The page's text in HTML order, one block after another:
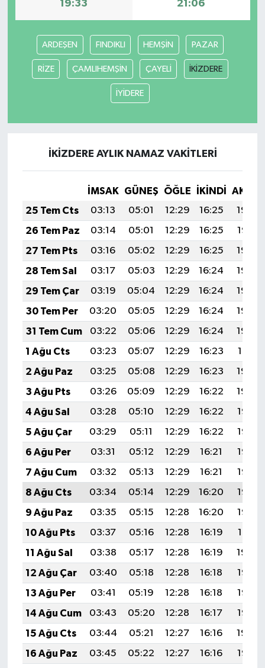
19:33 21:06
ARDEŞEN FINDIKLI HEMŞİN PAZAR
RİZE ÇAMLIHEMŞİN ÇAYELİ İKİZDERE
İYİDERE
İKİZDERE AYLIK NAMAZ VAKITLERI
İMSAK GÜNEŞ ÖĞLE İKINDI
25 Tem Cts
03:13 05:01 12:29 16:25
19:48
26 Tem Paz
03:14 05:01 12:29 16:25
19:47
27 Tem Pts
03:16 05:02 12:29 16:25
19:46
28 Tem Sal
03:17 05:03 12:29 16:24
19:45
29 Tem Çar
03:19 05:04 12:29 16:24
19:44
30 Tem Per
03:20 05:05 12:29 16:24
19:43
31 Tem Cum
03:22 05:06 12:29 16:24
19:42
1 Ağu Cts
03:23 05:07 12:29 16:23
19:41
2 Ağu Paz
03:25 05:08 12:29 16:23
19:40
3 Ağu Pts
03:26 05:09 12:29 16:22
19:39
4 Ağu Sal
03:28 05:10 12:29 16:22
19:38
5 Ağu Çar
03:29 05:11 12:29 16:22
19:37
6 Ağu Per
03:31 05:12 12:29 16:21
19:36
7 Ağu Cum
03:32 05:13 12:29 16:21
19:35
8 Ağu Cts
03:34 05:14 12:29 16:20
19:33
9 Ağu Paz
03:35 05:15 12:28 16:20
19:32
10 Ağu Pts
03:37 05:16 12:28 16:19
19:31
11 Ağu Sal
03:38 05:17 12:28 16:19
19:29
12 Ağu Çar
03:40 05:18 12:28 16:18
19:28
13 Ağu Per
03:41 05:19 12:28 16:18
19:27
14 Ağu Cum
03:43 05:20 12:28 16:17
19:26
15 Ağu Cts
03:44 05:21 12:27 16:16
19:24
16 Ağu Paz
03:45 05:22 12:27 16:16
19:23
TÜRKİYE'DE TREND HABERLER